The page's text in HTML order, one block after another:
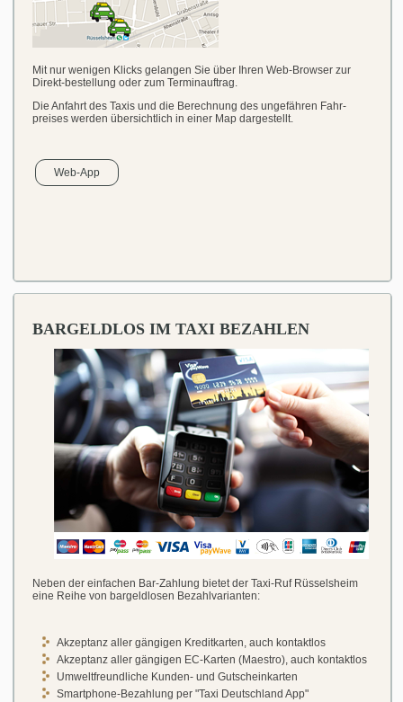
Mit nur wenigen Klicks gelangen Sie über Ihren Web-Browser zur
Direkt-bestellung oder zum Terminauftrag.
Die Anfahrt des Taxis und die Berechnung des ungefähren Fahr-
preises werden übersichtlich in einer Map dargestellt.
Web-App
BARGELDLOS IM TAXI BEZAHLEN
Neben der einfachen Bar-Zahlung bietet der Taxi-Ruf Rüsselsheim
eine Reihe von bargeldlosen Bezahlvarianten:
Akzeptanz aller gängigen Kreditkarten, auch kontaktlos
Akzeptanz aller gängigen EC-Karten (Maestro), auch kontaktlos
Umweltfreundliche Kunden- und Gutscheinkarten
Smartphone-Bezahlung per "Taxi Deutschland App"